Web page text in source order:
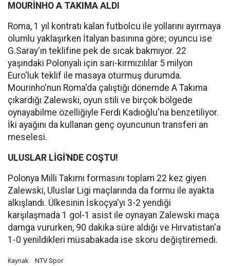
MOURİNHO A TAKIMA ALDI
Roma, 1 yıl kontratı kalan futbolcu ile yollarını ayırmaya
olumlu yaklaşırken İtalyan basınına göre; oyuncu ise
G.Saray'ın teklifine pek de sıcak bakmıyor. 22
yaşındaki Polonyalı için sarı-kırmızılılar 5 milyon
Euro'luk teklif ile masaya oturmuş durumda.
Mourinho'nun Roma'da çalıştığı dönemde A Takıma
çıkardığı Zalewski, oyun stili ve birçok bölgede
oynayabilme özelliğiyle Ferdi Kadıoğlu'na benzetiliyor.
İki ayağını da kullanan genç oyuncunun transferi an
meselesi.
ULUSLAR LİGİ'NDE COŞTU!
Polonya Milli Takımı formasını toplam 22 kez giyen
Zalewski, Uluslar Ligi maçlarında da formu ile ayakta
alkışlandı. Ülkesinin İskoçya'yı 3-2 yendiği
karşılaşmada 1 gol-1 asist ile oynayan Zalewski maça
damga vururken, 90 dakika süre aldığı ve Hırvatistan'a
1-0 yenildikleri müsabakada ise skoru değiştiremedi.
Kaynak: NTV Spor